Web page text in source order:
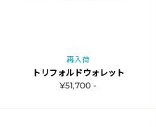
再入荷
トリフォルドウォレット
¥51,700 -